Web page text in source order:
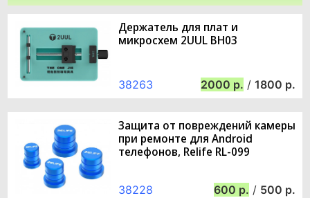
Держатель для плат и
микросхем 2UUL BH03
38263 2000 / 1800
Защита от повреждений камеры
при ремонте для Android
телефонов, Relife RL-099
38228 600 / 500